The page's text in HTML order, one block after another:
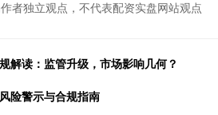
者独立观点，不代表配资实盘网站观点
解读：监管升级，市场影响几何？
险警示与合规指南